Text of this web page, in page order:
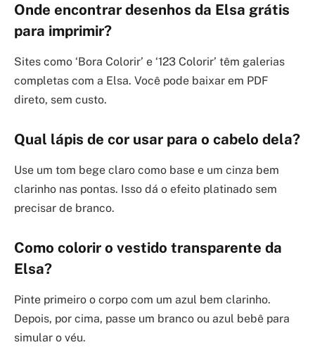
Onde encontrar desenhos da Elsa grátis
para imprimir?
Sites como ‘Bora Colorir’ e ‘123 Colorir’ têm galerias
completas com a Elsa. Você pode baixar em PDF
direto, sem custo.
Qual lápis de cor usar para o cabelo dela?
Use um tom bege claro como base e um cinza bem
clarinho nas pontas. Isso dá o efeito platinado sem
precisar de branco.
Como colorir o vestido transparente da
Elsa?
Pinte primeiro o corpo com um azul bem clarinho.
Depois, por cima, passe um branco ou azul bebê para
simular o véu.